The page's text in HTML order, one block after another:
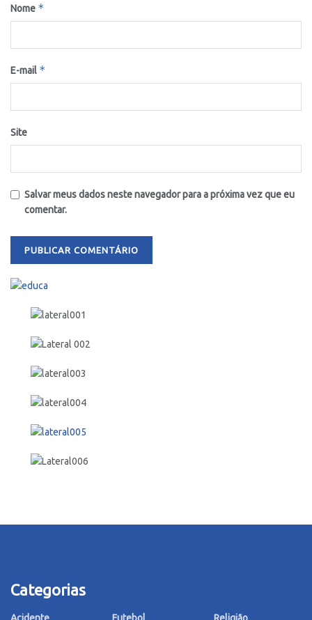
Nome *
E-mail *
Site
Salvar meus dados neste navegador para a próxima vez que eu
comentar.
Categorias
Acidente Futebol Religião